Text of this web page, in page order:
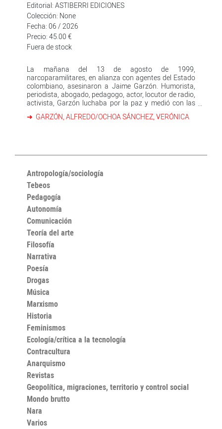
Editorial: ASTIBERRI EDICIONES
Colección: None
Fecha: 06 / 2026
Precio: 45.00 €
Fuera de stock
La mañana del 13 de agosto de 1999,
narcoparamilitares, en alianza con agentes del Estado
colombiano, asesinaron a Jaime Garzón. Humorista,
periodista, abogado, pedagogo, actor, locutor de radio,
activista, Garzón luchaba por la paz y medió con las
guerrillas hasta conseguir la liberación de más de cien
personas secuestradas en Colombia, lo que le convirtió
pronunció en una entrevista esta frase: “Yo quiero no
el caso sigue en la impunidad. Con esta novela gráfica,
su hermano Alfredo Garzón y la escritora Verónica
Ochoa le devuelven la voz a Jaime y cumplen con su
deseo de no ser borrado de la Historia y de seguir
viviendo en la memoria del pueblo.
GARZÓN, ALFREDO/OCHOA SÁNCHEZ, VERÓNICA
Antropología/sociología
Tebeos
Pedagogía
Autonomía
Comunicación
Teoría del arte
Filosofía
Narrativa
Poesía
Drogas
Música
Marxismo
Historia
Feminismos
Ecología/crítica a la tecnología
Contracultura
Anarquismo
Revistas
Geopolítica, migraciones, territorio y control social
Mondo brutto
Nara
Varios